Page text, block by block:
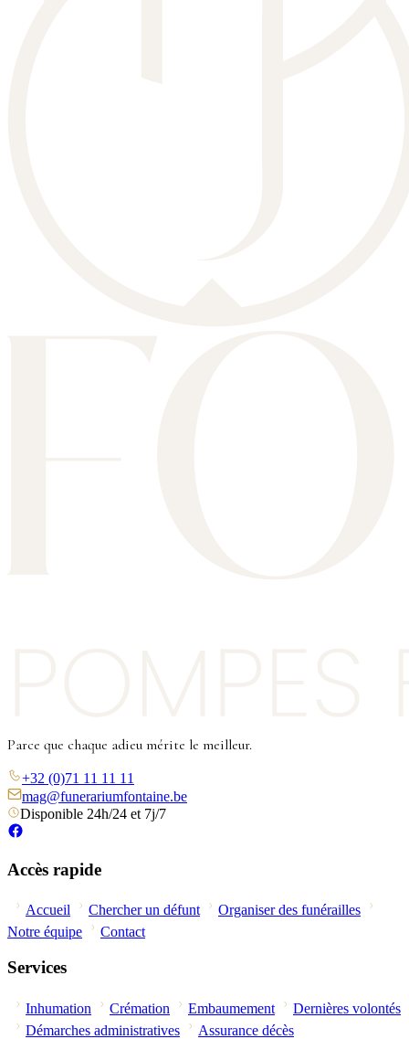
Parce que chaque adieu mérite le meilleur.
+32 (0)71 11 11 11
mag@funerariumfontaine.be
Disponible 24h/24 et 7j/7
Accès rapide
Accueil Chercher un défunt
Organiser des funérailles
Notre équipe
Contact
Services
Inhumation Crémation Embaumement
Dernières volontés
Démarches administratives
Assurance décès